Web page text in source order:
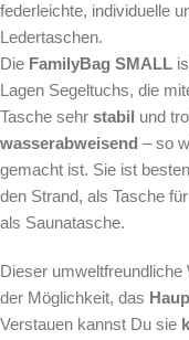
federleichte, individuelle
Ledertaschen.
Die FamilyBag SMALL
Lagen Segeltuchs, die
Tasche sehr stabil und
wasserabweisend – so
gemacht ist. Sie ist
den Strand, als Tasche
als Saunatasche.
Dieser umweltfreundliche
der Möglichkeit, das
Verstauen kannst Du sie